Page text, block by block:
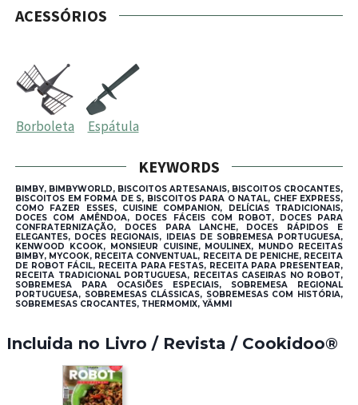
ACESSÓRIOS
Borboleta Espátula
KEYWORDS
BIMBY, BIMBYWORLD, BISCOITOS ARTESANAIS, BISCOITOS CROCANTES,
BISCOITOS EM FORMA DE S, BISCOITOS PARA O NATAL, CHEF EXPRESS,
COMO FAZER ESSES, CUISINE COMPANION, DELÍCIAS TRADICIONAIS,
DOCES COM AMÊNDOA, DOCES FÁCEIS COM ROBOT, DOCES PARA
CONFRATERNIZAÇÃO, DOCES PARA LANCHE, DOCES RÁPIDOS E
ELEGANTES, DOCES REGIONAIS, IDEIAS DE SOBREMESA PORTUGUESA,
KENWOOD KCOOK, MONSIEUR CUISINE, MOULINEX, MUNDO RECEITAS
BIMBY, MYCOOK, RECEITA CONVENTUAL, RECEITA DE PENICHE, RECEITA
DE ROBOT FÁCIL, RECEITA PARA FESTAS, RECEITA PARA PRESENTEAR,
RECEITA TRADICIONAL PORTUGUESA, RECEITAS CASEIRAS NO ROBOT,
SOBREMESA PARA OCASIÕES ESPECIAIS, SOBREMESA REGIONAL
PORTUGUESA, SOBREMESAS CLÁSSICAS, SOBREMESAS COM HISTÓRIA,
SOBREMESAS CROCANTES, THERMOMIX, YÄMMI
Incluida no Livro / Revista / Cookidoo®